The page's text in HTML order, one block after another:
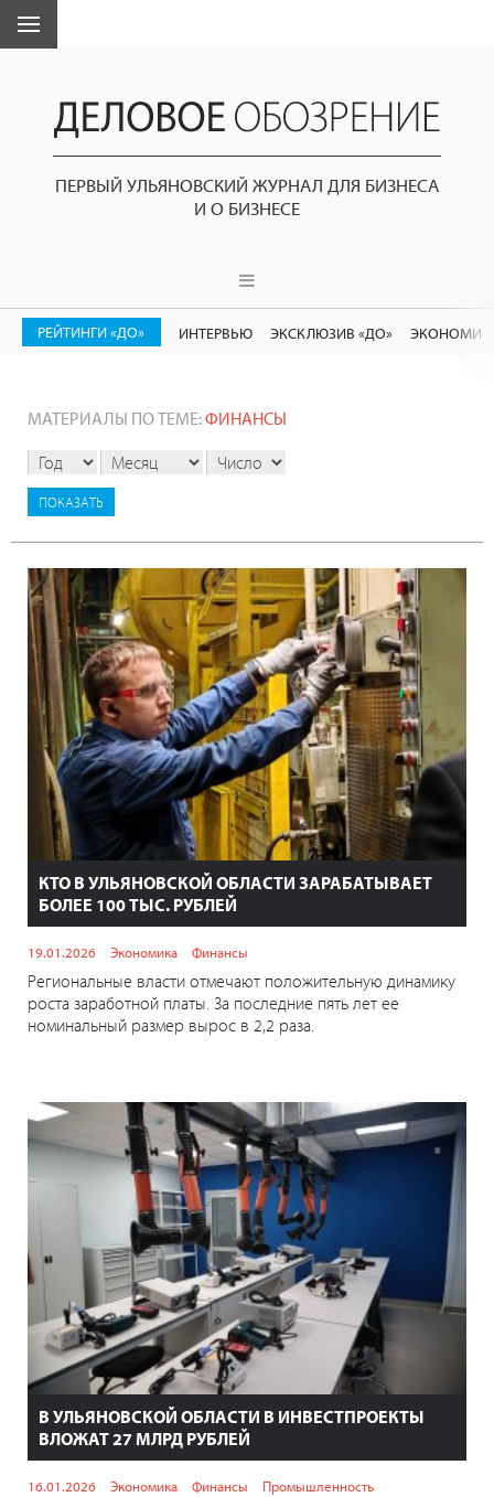
ПЕРВЫЙ УЛЬЯНОВСКИЙ ЖУРНАЛ ДЛЯ БИЗНЕСА
И О БИЗНЕСЕ
РЕЙТИНГИ «ДО» ИНТЕРВЬЮ ЭКСКЛЮЗИВ «ДО»
МАТЕРИАЛЫ ПО ТЕМЕ:ФИНАНСЫ
КТО В УЛЬЯНОВСКОЙ ОБЛАСТИ ЗАРАБАТЫВАЕТ
БОЛЕЕ 100 ТЫС. РУБЛЕЙ
19.01.2026 Экономика Финансы
Региональные власти отмечают положительную динамику
роста заработной платы. За последние пять лет ее
номинальный размер вырос в 2,2 раза.
В УЛЬЯНОВСКОЙ ОБЛАСТИ В ИНВЕСТПРОЕКТЫ
ВЛОЖАТ 27 МЛРД РУБЛЕЙ
16.01.2026 Экономика Финансы Промышленность